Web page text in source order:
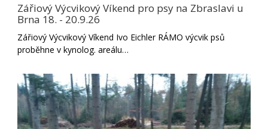
Zářiový Výcvikový Víkend pro psy na Zbraslavi u
Brna 18. - 20.9.26
Zářiový Výcvikový Víkend Ivo Eichler RÁMO výcvik psů
proběhne v kynolog. areálu…